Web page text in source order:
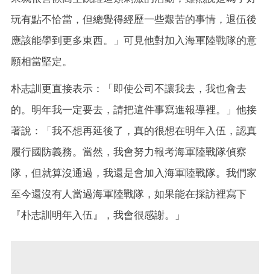
玩有點不恰當，但總覺得經歷一些艱苦的事情，退伍後
應該能學到更多東西。」可見他對加入海軍陸戰隊的意
願相當堅定。
朴志訓更直接表示：「即使公司不讓我去，我也會去
的。明年我一定要去，請把這件事寫進報導裡。」他接
著說：「我不想再延後了，真的很想在明年入伍，認真
履行國防義務。當然，我會努力報考海軍陸戰隊偵察
隊，但就算沒通過，我還是會加入海軍陸戰隊。我們家
至今還沒有人當過海軍陸戰隊，如果能在採訪裡寫下
『朴志訓明年入伍』，我會很感謝。」